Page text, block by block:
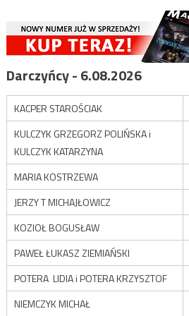
Darczyńcy - 6.08.2026
KACPER STAROŚCIAK
KULCZYK GRZEGORZ POLIŃSKA i
KULCZYK KATARZYNA
MARIA KOSTRZEWA
JERZY T MICHAJŁOWICZ
KOZIOŁ BOGUSŁAW
PAWEŁ ŁUKASZ ZIEMIAŃSKI
POTERA LIDIA i POTERA KRZYSZTOF
NIEMCZYK MICHAŁ